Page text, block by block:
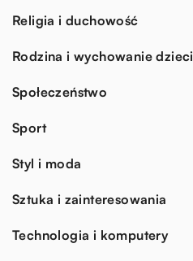
Religia i duchowość
Rodzina i wychowanie dzieci
Społeczeństwo
Sport
Styl i moda
Sztuka i zainteresowania
Technologia i komputery